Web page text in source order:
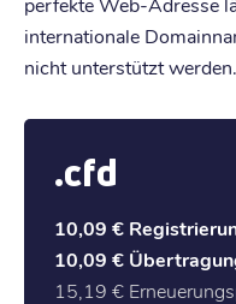
internationale
nicht unterstützt werden.
.cfd
10,09 €
10,09 €
15,19 €